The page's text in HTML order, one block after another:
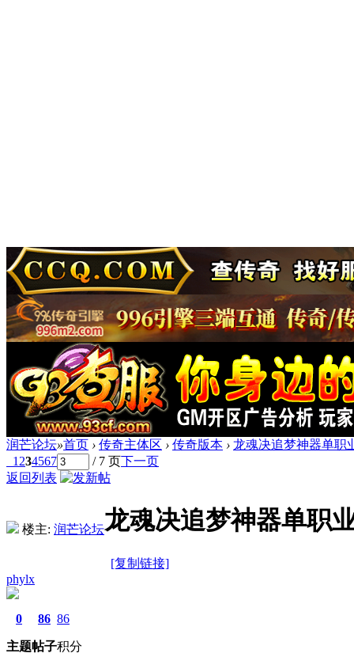
润芒论坛»首页 › 传奇主体区 › 传奇版本 › 龙魂决追梦神器单职
1 234567 / 7 页下一页
返回列表
楼主: 润芒论坛龙魂决追梦神器单职
[复制链接]
phylx
0
主题
86
帖子
86
积分